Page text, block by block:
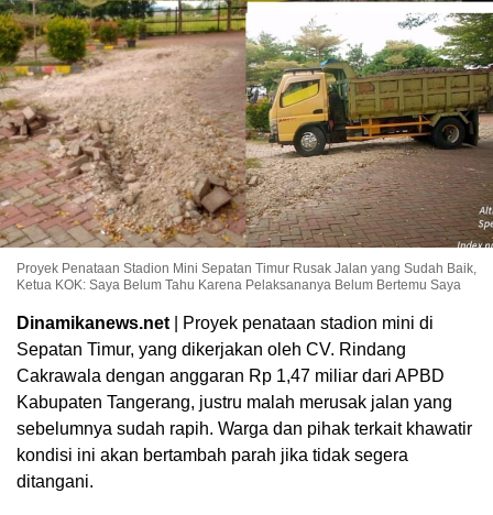
Proyek Penataan Stadion Mini Sepatan Timur Rusak Jalan yang Sudah Baik,
Ketua KOK: Saya Belum Tahu Karena Pelaksananya Belum Bertemu Saya
Dinamikanews.net | Proyek penataan stadion mini di
Sepatan Timur, yang dikerjakan oleh CV. Rindang
Cakrawala dengan anggaran Rp 1,47 miliar dari APBD
Kabupaten Tangerang, justru malah merusak jalan yang
sebelumnya sudah rapih. Warga dan pihak terkait khawatir
kondisi ini akan bertambah parah jika tidak segera
ditangani.